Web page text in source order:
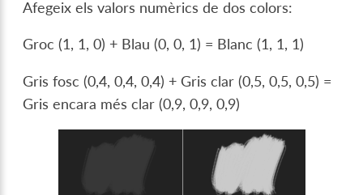
Afegeix els valors numèrics de dos colors:
Groc (1, 1, 0) + Blau (0, 0, 1) = Blanc (1, 1, 1)
Gris fosc (0,4, 0,4, 0,4) + Gris clar (0,5, 0,5, 0,5) =
Gris encara més clar (0,9, 0,9, 0,9)